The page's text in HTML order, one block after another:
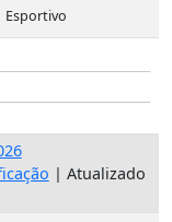
Esportivo
| Atualizado